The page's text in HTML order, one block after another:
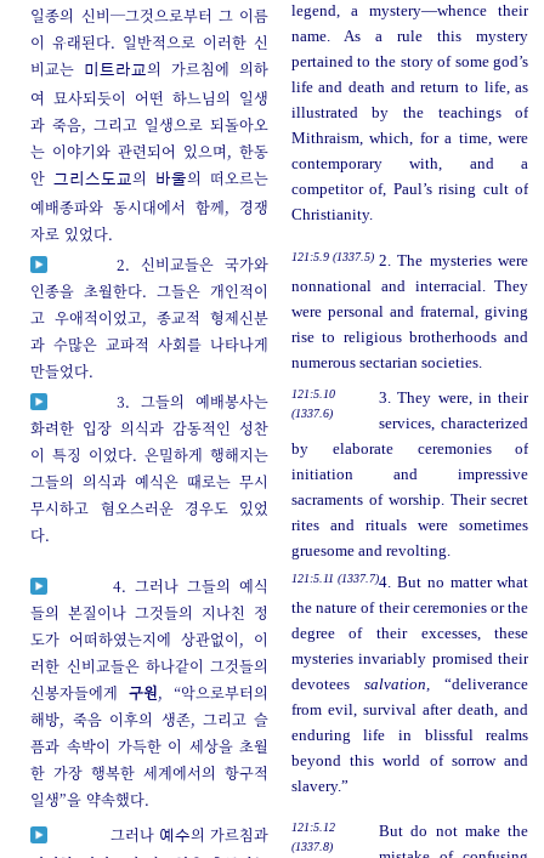
일종의 신비─그것으로부터 그 이름
이 유래된다. 일반적으로 이러한 신
비교는
미트라교의 가르침에 의하
여 묘사되듯이 어떤 하느님의 일생
과 죽음, 그리고 일생으로 되돌아오
는 이야기와 관련되어 있으며, 한동
안 그리스도교의 바울의 떠오르는
예배종파와 동시대에서 함께, 경쟁
자로 있었다.
legend, a mystery—whence their
name. As a rule this mystery
pertained to the story of some god’s
life and death and return to life, as
illustrated by the teachings of
Mithraism, which, for a time, were
contemporary with, and a
competitor of, Paul’s rising cult of
Christianity.
2. 신비교들은 국가와
인종을 초월한다. 그들은 개인적이
고 우애적이었고, 종교적 형제신분
과 수많은 교파적 사회를 나타나게
만들었다.
121:5.9 (1337.5) 2. The mysteries were
nonnational and interracial. They
were personal and fraternal, giving
rise to religious brotherhoods and
numerous sectarian societies.
3. 그들의 예배봉사는
화려한 입장 의식과 감동적인 성찬
이 특징 이었다. 은밀하게 행해지는
그들의 의식과 예식은 때로는 무시
무시하고 혐오스러운 경우도 있었
다.
121:5.10
(1337.6)
3. They were, in their
services, characterized
by elaborate ceremonies of
initiation and impressive
sacraments of worship. Their secret
rites and rituals were sometimes
gruesome and revolting.
4. 그러나 그들의 예식
들의 본질이나 그것들의 지나친 정
도가 어떠하였는지에 상관없이, 이
러한 신비교들은 하나같이 그것들의
신봉자들에게구원, “악으로부터의
해방, 죽음 이후의 생존, 그리고 슬
픔과 속박이 가득한 이 세상을 초월
한 가장 행복한 세계에서의 항구적
일생”을 약속했다.
121:5.11 (1337.7)4. But no matter what
the nature of their ceremonies or the
degree of their excesses, these
mysteries invariably promised their
devoteessalvation,
“deliverance
from evil, survival after death, and
enduring life in blissful realms
beyond this world of sorrow and
slavery.”
그러나 예수의 가르침과
121:5.12
(1337.8)
But do not make the